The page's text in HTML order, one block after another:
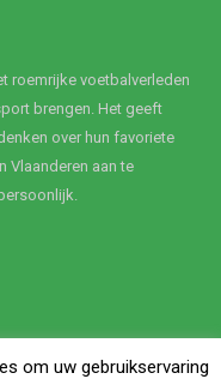
roemrijke voetbalverleden
brengen. Het geeft
over hun favoriete
Vlaanderen aan te
om uw gebruikservaring